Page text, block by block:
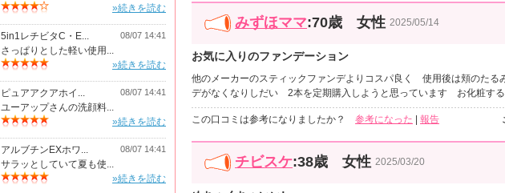
»続きを読む
5in1レチビタC・E... 08/07 14:41
さっぱりとした軽い使用...
»続きを読む
ピュアアクアホイ... 08/07 14:41
ユーアップさんの洗顔料...
»続きを読む
アルブチンEXホワ... 08/07 14:41
サラッとしていて夏も使...
»続きを読む
みずほママ:70歳 女性 2025/05/14
お気に入りのファンデーション
他のメーカーのスティックファンデよりコスパ良く 使用後は頬のたる
デがなくなりしだい 2本を定期購入しようと思っています お化粧す
この口コミは参考になりましたか？ 参考になった 報告
チビスケ:38歳 女性 2025/03/20